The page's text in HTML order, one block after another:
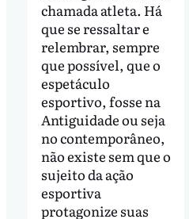
chamada atleta. Há
que se ressaltar e
relembrar, sempre
que possível, que o
espetáculo
esportivo, fosse na
Antiguidade ou seja
no contemporâneo,
não existe sem que o
sujeito da ação
esportiva
protagonize suas